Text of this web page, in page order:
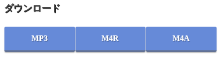
ダウンロード
MP3 M4R M4A